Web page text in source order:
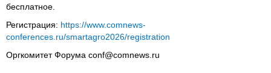
бесплатное.
Регистрация: https://www.comnews-
conferences.ru/smartagro2026/registration
Оргкомитет Форума conf@comnews.ru